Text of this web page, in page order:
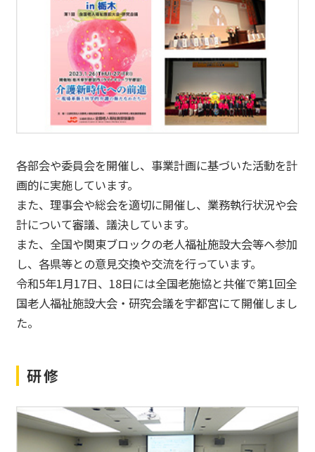
各部会や委員会を開催し、事業計画に基づいた活動を計
画的に実施しています。
また、理事会や総会を適切に開催し、業務執行状況や会
計について審議、議決しています。
また、全国や関東ブロックの老人福祉施設大会等へ参加
し、各県等との意見交換や交流を行っています。
令和5年1月17日、18日には全国老施協と共催で第1回全
国老人福祉施設大会・研究会議を宇都宮にて開催しまし
た。
研修